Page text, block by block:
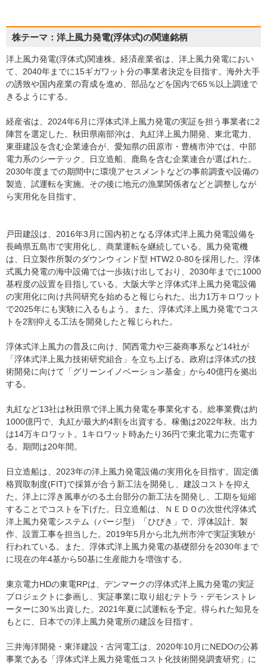
株テーマ：洋上風力発電(浮体式)の関連銘柄
洋上風力発電(浮体式)関連株。経済産業省は、洋上風力発電におい
て、2040年までに15ギガワット分の事業者決定を目指す。海外大手
の誘致や国内産業の育成を進め、部品などを国内で65％以上調達で
きるようにする。
経産省は、2024年6月に浮体式洋上風力発電の実証を担う事業者に2
陣営を選定した。秋田県南部沖は、丸紅洋上風力開発、東北電力、
東亜建設を含む企業連合が、愛知県の田原市・豊橋市沖では、中部
電力系のシーテック、日立造船、鹿島を含む企業連合が選ばれた。
2030年度までの期間中に環境アセスメントなどの事前調査や設備の
製造、試運転を実施。その後に地元の漁業関係者などと調整しなが
ら実用化を目指す。
戸田建設は、2016年3月に国内初となる浮体式洋上風力発電設備を
長崎県五島市で実用化し、商業運転を継続している。風力発電機
は、日立製作所製のダウンウィンド型 HTW2.0-80を採用した。浮体
式風力発電の海中設備では一歩抜け出しており、2030年までに1000
基程度の設置を目指している。大阪大学と浮体式洋上風力発電設備
の実用化に向け共同研究を始めると報じられた。出力1万キロワット
で2025年にも実験に入るもよう。また、浮体式洋上風力発電でコス
トを2割抑える工法を開発したと報じられた。
浮体式洋上風力の普及に向け、関西電力や三菱商事系など14社が
「浮体式洋上風力技術研究組合」を立ち上げる。政府は浮体式の技
術開発に向けて「グリーンイノベーション基金」から40億円を拠出
する。
丸紅など13社は秋田県で洋上風力発電を事業化する。総事業費は約
1000億円で、丸紅が最大約4割を出資する。稼働は2022年秋。出力
は14万キロワット。1キロワット時あたり36円で東北電力に売電す
る。期間は20年間。
日立造船は、2023年の洋上風力発電設備の実用化を目指す。固定価
格買取制度(FIT)で採算が合う新工法を開発し、建設コストを抑え
た。洋上に浮き風車がのる土台部分の新工法を開発し、工期を短縮
することでコストを下げた。日立造船は、ＮＥＤＯの次世代浮体式
洋上風力発電システム（バージ型）「ひびき」で、浮体設計、製
作、設置工事を担当した。2019年5月から北九州市沖で実証実験が
行われている。また、浮体式洋上風力発電の基礎部分を2030年まで
に現在の年4基から50基に生産能力を増強する。
東京電力HDの東電RPは、デンマークの浮体式洋上風力発電の実証
プロジェクトに参画し、実証事業に取り組むテトラ・デモンストレ
ーターに30％出資した。2021年夏に試運転を予定。得られた知見を
もとに、日本での洋上風力発電所の建設を目指す。
三井海洋開発・東洋建設・古河電工は、2020年10月にNEDOの公募
事業である「浮体式洋上風力発電低コスト化技術開発調査研究」に